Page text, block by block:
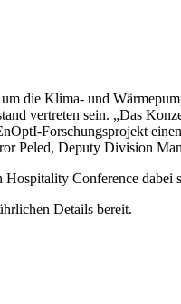
die Klima- und
vertreten sein. „Das
Forschungsprojekt
Peled, Deputy Division
Conference dabei
Details bereit.